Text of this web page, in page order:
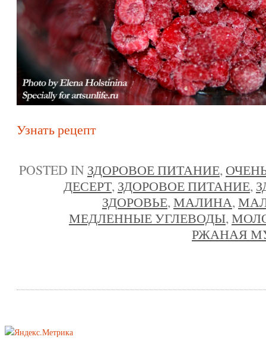
Узнать рецепт
POSTED IN ЗДОРОВОЕ ПИТАНИЕ,
ДЕСЕРТ, ЗДОРОВОЕ ПИТАНИЕ,
ЗДОРОВЬЕ,МАЛИНА,
МЕДЛЕННЫЕ УГЛЕВОДЫ,
РЖАНАЯ